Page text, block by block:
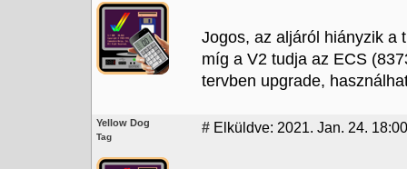
Jogos, az aljáról hiányzik a
míg a V2 tudja az ECS
tervben upgrade,
Yellow Dog
Tag
# Elküldve: 2021. Jan. 24. 18:00